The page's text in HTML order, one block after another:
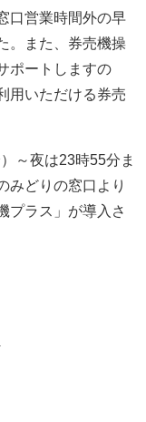
口営業時間外の早
。また、券売機操
ポートしますの
用いただける券売
～夜は23時55分ま
みどりの窓口より
プラス」が導入さ